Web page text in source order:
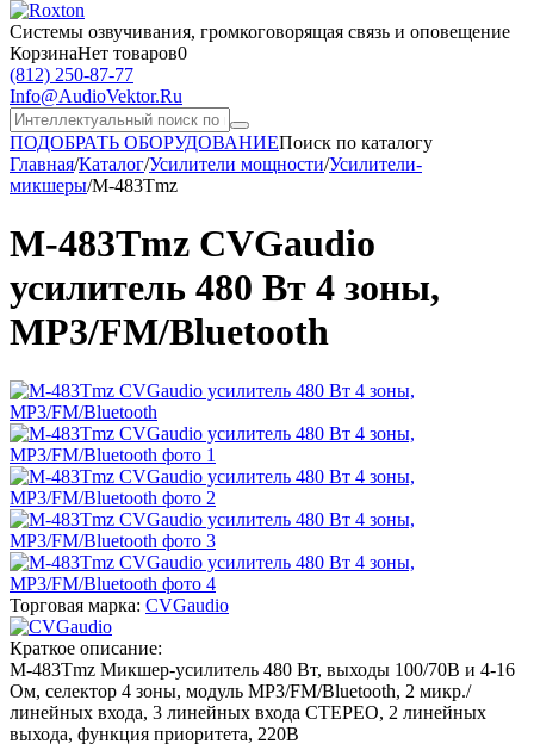
Системы озвучивания, громкоговорящая связь и оповещение
КорзинаНет товаров0
(812) 250-87-77
Info@AudioVektor.Ru
ПОДОБРАТЬ ОБОРУДОВАНИЕПоиск по каталогу
Главная/Каталог/Усилители мощности/Усилители-
микшеры/M-483Tmz
M-483Tmz CVGaudio
усилитель 480 Вт 4 зоны,
MP3/FM/Bluetooth
Торговая марка: CVGaudio
Краткое описание:
M-483Tmz Микшер-усилитель 480 Вт, выходы 100/70В и 4-16
Ом, селектор 4 зоны, модуль MP3/FM/Bluetooth, 2 микр./
линейных входа, 3 линейных входа СТЕРЕО, 2 линейных
выхода, функция приоритета, 220В